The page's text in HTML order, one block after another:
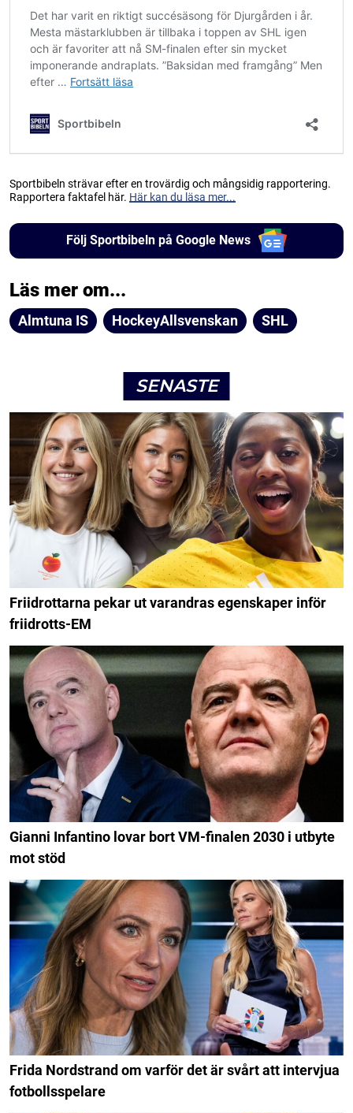
Sportbibeln strävar efter en trovärdig och mångsidig rapportering.
Rapportera faktafel här. Här kan du läsa mer...
Följ Sportbibeln på Google News
Läs mer om...
Almtuna IS HockeyAllsvenskan SHL
SENASTE
Friidrottarna pekar ut varandras egenskaper inför
friidrotts-EM
Gianni Infantino lovar bort VM-finalen 2030 i utbyte
mot stöd
Frida Nordstrand om varför det är svårt att intervjua
fotbollsspelare